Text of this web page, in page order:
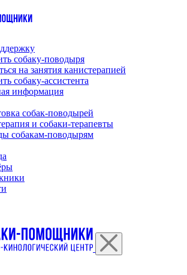
собаку-поводыря
на занятия канистерапией
собаку-ассистента
информация
собак-поводырей
и собаки-терапевты
собакам-поводырям